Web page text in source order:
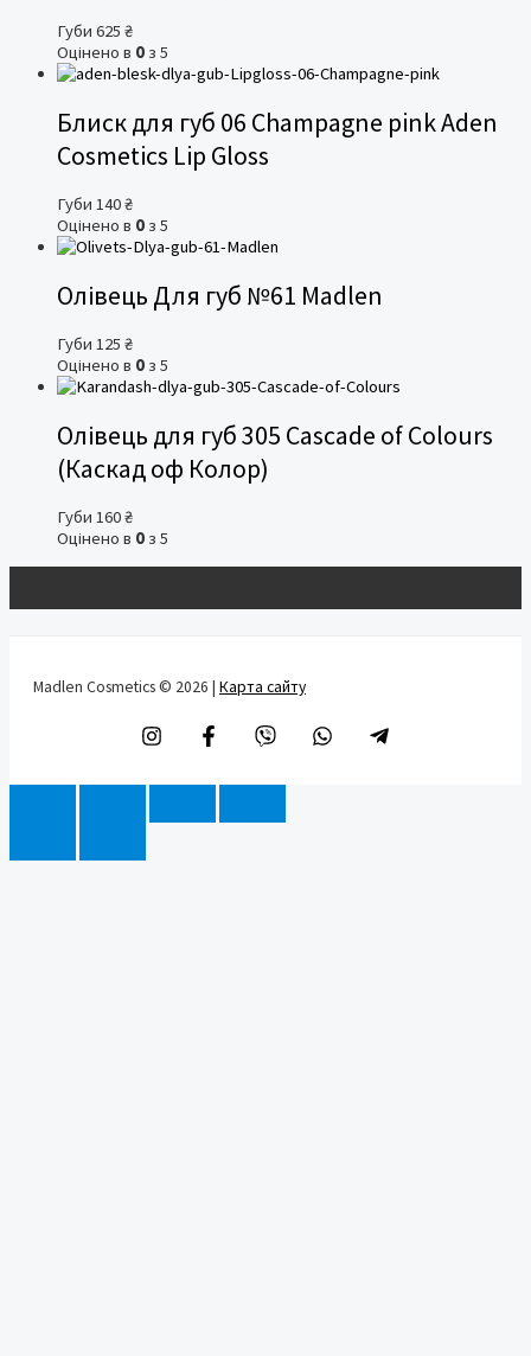
Губи 625 ₴
Оцінено в 0 з 5
Блиск для губ 06 Champagne pink Aden
Cosmetics Lip Gloss
Губи 140₴
Оцінено в 0 з 5
Олівець Для губ №61 Madlen
Губи 125 ₴
Оцінено в 0 з 5
Олівець для губ 305 Cascade of Colours
(Каскад оф Колор)
Губи 160₴
Оцінено в 0 з 5
Madlen Cosmetics © 2026 | Карта сайту